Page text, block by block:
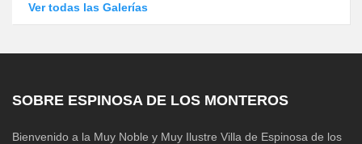
Ver todas las Galerías
SOBRE ESPINOSA DE LOS MONTEROS
Bienvenido a la Muy Noble y Muy Ilustre Villa de Espinosa de los